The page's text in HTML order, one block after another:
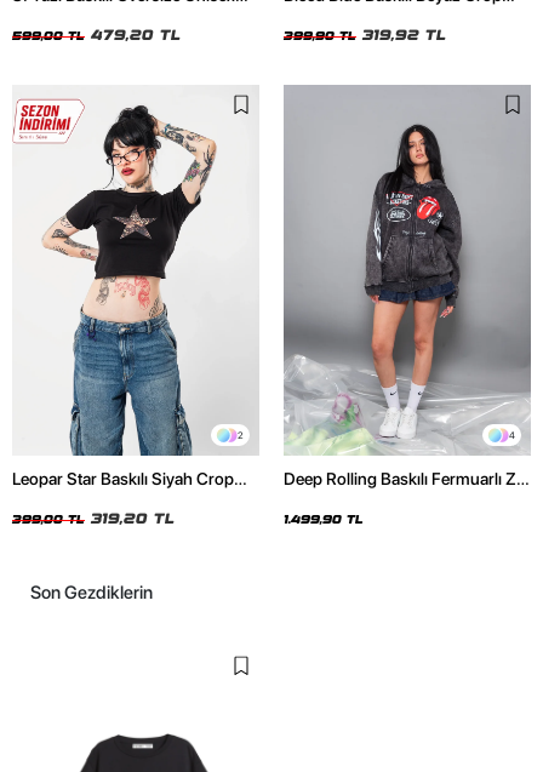
599,00 TL 479,20 TL 399,90 TL 319,92 TL
2
Leopar Star Baskılı Siyah Crop
399,00 TL 319,20 TL
4
Deep Rolling Baskılı Fermuarlı Zip
Sweatshirt
1.499,90 TL
Son Gezdiklerin